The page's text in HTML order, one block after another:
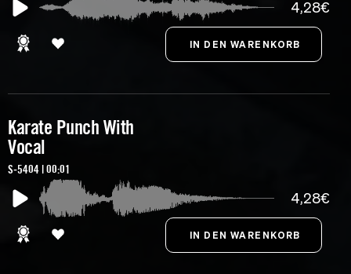
4,28€
Karate Punch With
Vocal
S-5404 | 00:01
4,28€